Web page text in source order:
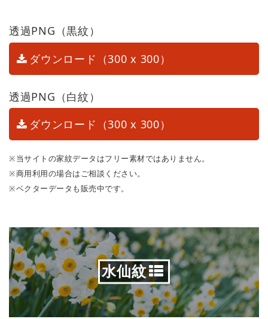
透過PNG（黒紋）
ダウンロード（300 x 300）
透過PNG（白紋）
ダウンロード（300 x 300）
※当サイトの家紋データはフリー素材ではありません。
※商用利用の場合はご相談ください。
※ベクターデータも販売中です。
水仙紋